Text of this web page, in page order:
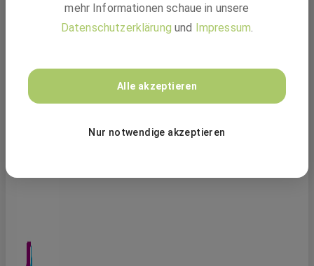
mehr Informationen schaue in unsere
Datenschutzerklärung und Impressum.
Alle akzeptieren
Nur notwendige akzeptieren